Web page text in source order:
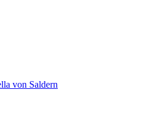
Entwurf eines Gesetzes über die
für das Haushaltsjahr
2022)
18.03.2022